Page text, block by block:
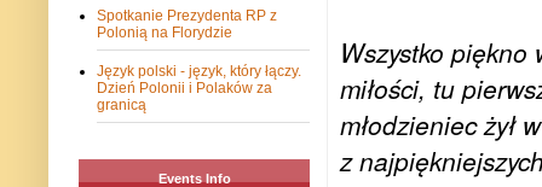
Wszystko piękno
miłości, tu
młodzieniec żył
z
Spotkanie Prezydenta RP z
Polonią na Florydzie
Język polski - język, który łączy.
Dzień Polonii i Polaków za
granicą
Events Info